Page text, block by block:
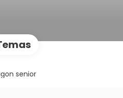
senior